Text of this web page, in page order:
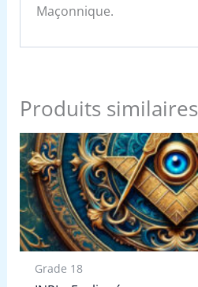
Maçonnique.
Produits similaires
Grade 18